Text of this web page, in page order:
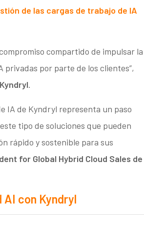
de las cargas de trabajo de IA
compartido de impulsar la
privadas por parte de los clientes”,
.
IA de Kyndryl representa un paso
tipo de soluciones que pueden
rápido y sostenible para sus
for Global Hybrid Cloud Sales de
AI con Kyndryl